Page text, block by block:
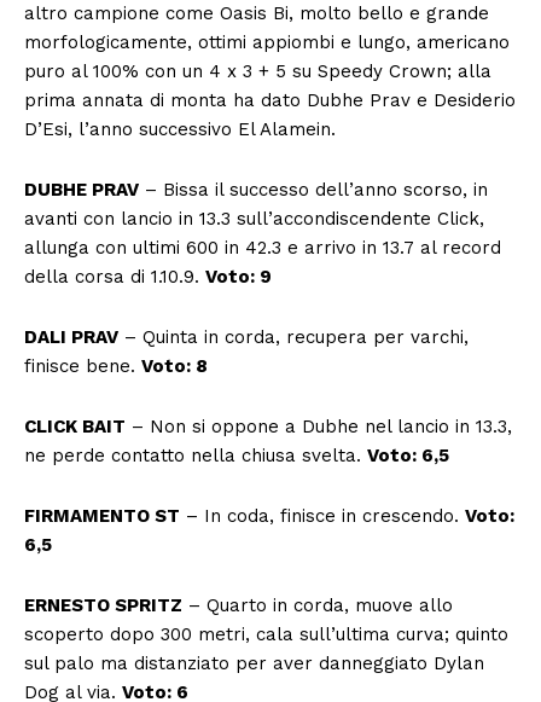
altro campione come Oasis Bi, molto bello e grande
morfologicamente, ottimi appiombi e lungo, americano
puro al 100% con un 4 x 3 + 5 su Speedy Crown; alla
prima annata di monta ha dato Dubhe Prav e Desiderio
D’Esi, l’anno successivo El Alamein.
DUBHE PRAV – Bissa il successo dell’anno scorso, in
avanti con lancio in 13.3 sull’accondiscendente Click,
allunga con ultimi 600 in 42.3 e arrivo in 13.7 al record
della corsa di 1.10.9. Voto: 9
DALI PRAV – Quinta in corda, recupera per varchi,
finisce bene. Voto: 8
CLICK BAIT – Non si oppone a Dubhe nel lancio in 13.3,
ne perde contatto nella chiusa svelta. Voto: 6,5
FIRMAMENTO ST – In coda, finisce in crescendo. Voto:
6,5
ERNESTO SPRITZ – Quarto in corda, muove allo
scoperto dopo 300 metri, cala sull’ultima curva; quinto
sul palo ma distanziato per aver danneggiato Dylan
Dog al via. Voto: 6